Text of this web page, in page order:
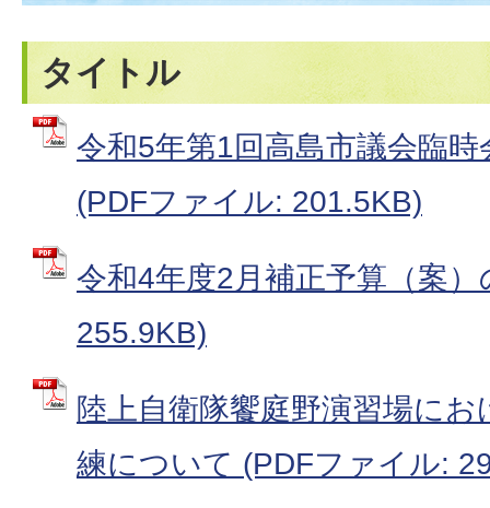
タイトル
令和5年第1回高島市議会臨
(PDFファイル: 201.5KB)
令和4年度2月補正予算（案
255.9KB)
陸上自衛隊饗庭野演習場に
練について (PDFファイル: